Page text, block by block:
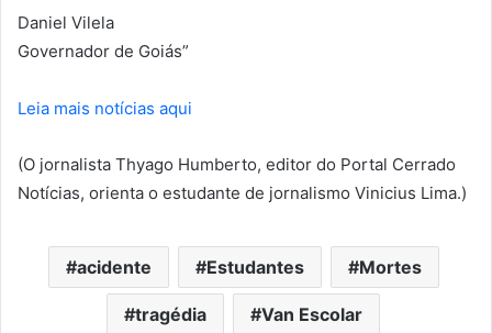
Daniel Vilela
Governador de Goiás”
Leia mais notícias aqui
(O jornalista Thyago Humberto, editor do Portal Cerrado
Notícias, orienta o estudante de jornalismo Vinicius Lima.)
acidente Estudantes Mortes
tragédia Van Escolar